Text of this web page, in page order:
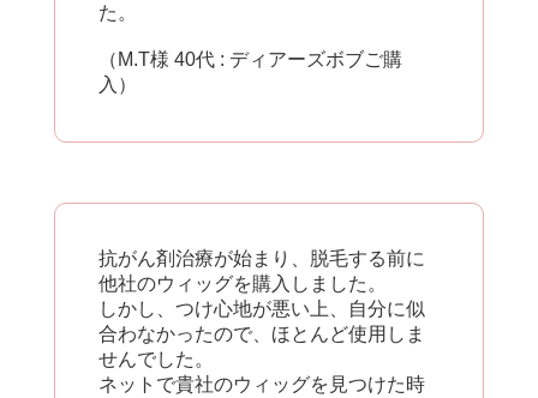
た。
（M.T様 40代 : ディアーズボブご購
入）
抗がん剤治療が始まり、脱毛する前に
他社のウィッグを購入しました。
しかし、つけ心地が悪い上、自分に似
合わなかったので、ほとんど使用しま
せんでした。
ネットで貴社のウィッグを見つけた時